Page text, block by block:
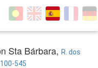
Sta Bárbara, R. dos
545